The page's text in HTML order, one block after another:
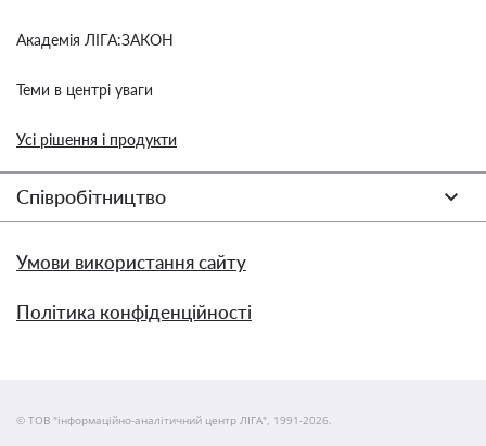
Академія ЛІГА:ЗАКОН
Теми в центрі уваги
Усі рішення і продукти
Співробітництво
Умови використання сайту
Політика конфіденційності
© ТОВ "інформаційно-аналітичний центр ЛІГА", 1991-2026.